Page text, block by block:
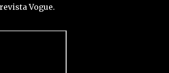
Vogue.